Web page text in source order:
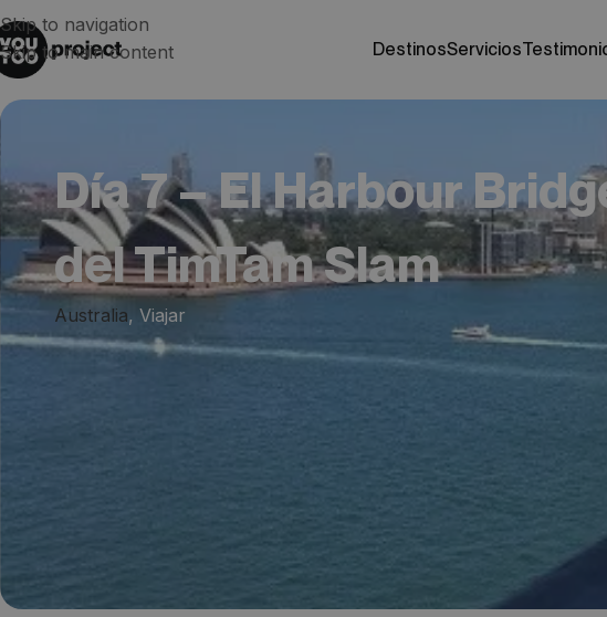
Skip to navigation
Skip to main content
destinos servicios
Día 7 – El Harbour
del TimTam Slam
Australia, Viajar